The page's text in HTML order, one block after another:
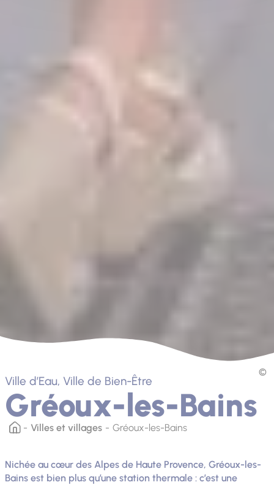
Gréoux-les-Bains
Ville d’Eau, Ville de Bien-Être
Villes et villages Gréoux-les-Bains
Nichée au cœur des Alpes de Haute Provence, Gréoux-les-
Bains est bien plus qu’une station thermale : c’est une